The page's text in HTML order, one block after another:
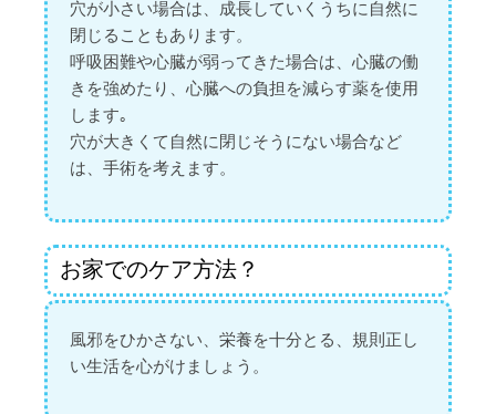
穴が小さい場合は、成長していくうちに自然に
閉じることもあります。
呼吸困難や心臓が弱ってきた場合は、心臓の働
きを強めたり、心臓への負担を減らす薬を使用
します｡
穴が大きくて自然に閉じそうにない場合など
は、手術を考えます。
お家でのケア方法？
風邪をひかさない、栄養を十分とる、規則正し
い生活を心がけましょう。